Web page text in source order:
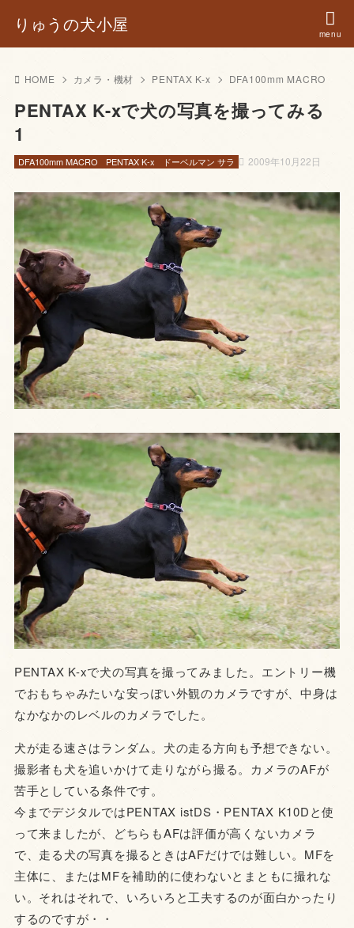
りゅうの犬小屋
HOME カメラ・機材 PENTAX K-x DFA100mm MACRO
PENTAX K-xで犬の写真を撮ってみる
1
2009年10月22日
DFA100mm MACRO PENTAX K-x ドーベルマン サラ
PENTAX K-xで犬の写真を撮ってみました。エントリー機
でおもちゃみたいな安っぽい外観のカメラですが、中身は
なかなかのレベルのカメラでした。
犬が走る速さはランダム。犬の走る方向も予想できない。
撮影者も犬を追いかけて走りながら撮る。カメラのAFが
苦手としている条件です。
今までデジタルではPENTAX istDS・PENTAX K10Dと使
って来ましたが、どちらもAFは評価が高くないカメラ
で、走る犬の写真を撮るときはAFだけでは難しい。MFを
主体に、またはMFを補助的に使わないとまともに撮れな
い。それはそれで、いろいろと工夫するのが面白かったり
するのですが・・